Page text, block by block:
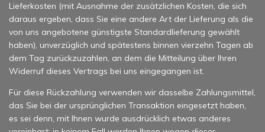
Lieferkosten (mit Ausnahme der zusätzlichen Kosten, die sich
daraus ergeben, dass Sie eine andere Art der Lieferung als die
von uns angebotene günstigste Standardlieferung gewählt
haben), unverzüglich und spätestens binnen vierzehn Tagen ab
dem Tag zurückzuzahlen, an dem die Mitteilung über Ihren
Widerruf dieses Vertrags bei uns eingegangen ist.
Für diese Rückzahlung verwenden wir dasselbe Zahlungsmittel,
das Sie bei der ursprünglichen Transaktion eingesetzt haben,
es sei denn, mit Ihnen wurde ausdrücklich etwas anderes